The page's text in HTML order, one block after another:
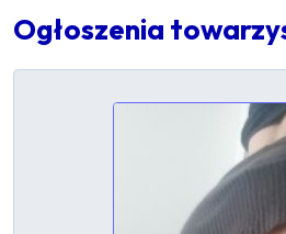
Ogłoszenia